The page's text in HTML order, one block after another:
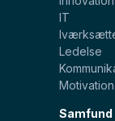
IT
Ledelse
Motivation